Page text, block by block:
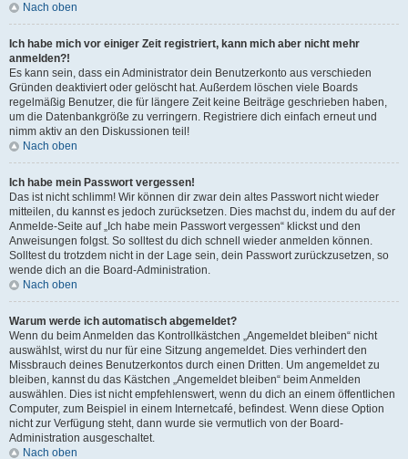
Nach oben
Ich habe mich vor einiger Zeit registriert, kann mich aber nicht mehr
anmelden?!
Es kann sein, dass ein Administrator dein Benutzerkonto aus verschieden
Gründen deaktiviert oder gelöscht hat. Außerdem löschen viele Boards
regelmäßig Benutzer, die für längere Zeit keine Beiträge geschrieben haben,
um die Datenbankgröße zu verringern. Registriere dich einfach erneut und
nimm aktiv an den Diskussionen teil!
Nach oben
Ich habe mein Passwort vergessen!
Das ist nicht schlimm! Wir können dir zwar dein altes Passwort nicht wieder
mitteilen, du kannst es jedoch zurücksetzen. Dies machst du, indem du auf der
Anmelde-Seite auf „Ich habe mein Passwort vergessen“ klickst und den
Anweisungen folgst. So solltest du dich schnell wieder anmelden können.
Solltest du trotzdem nicht in der Lage sein, dein Passwort zurückzusetzen, so
wende dich an die Board-Administration.
Nach oben
Warum werde ich automatisch abgemeldet?
Wenn du beim Anmelden das Kontrollkästchen „Angemeldet bleiben“ nicht
auswählst, wirst du nur für eine Sitzung angemeldet. Dies verhindert den
Missbrauch deines Benutzerkontos durch einen Dritten. Um angemeldet zu
bleiben, kannst du das Kästchen „Angemeldet bleiben“ beim Anmelden
auswählen. Dies ist nicht empfehlenswert, wenn du dich an einem öffentlichen
Computer, zum Beispiel in einem Internetcafé, befindest. Wenn diese Option
nicht zur Verfügung steht, dann wurde sie vermutlich von der Board-
Administration ausgeschaltet.
Nach oben